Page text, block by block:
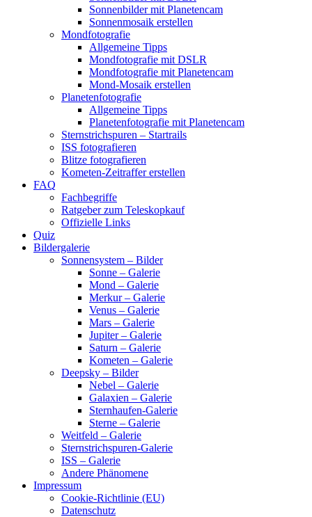
Sonnenbilder mit Planetencam
Sonnenmosaik erstellen
Mondfotografie
Allgemeine Tipps
Mondfotografie mit DSLR
Mondfotografie mit Planetencam
Mond-Mosaik erstellen
Planetenfotografie
Allgemeine Tipps
Planetenfotografie mit Planetencam
Sternstrichspuren – Startrails
ISS fotografieren
Blitze fotografieren
Kometen-Zeitraffer erstellen
FAQ
Fachbegriffe
Ratgeber zum Teleskopkauf
Offizielle Links
Quiz
Bildergalerie
Sonnensystem – Bilder
Sonne – Galerie
Mond – Galerie
Merkur – Galerie
Venus – Galerie
Mars – Galerie
Jupiter – Galerie
Saturn – Galerie
Kometen – Galerie
Deepsky – Bilder
Nebel – Galerie
Galaxien – Galerie
Sternhaufen-Galerie
Sterne – Galerie
Weitfeld – Galerie
Sternstrichspuren-Galerie
ISS – Galerie
Andere Phänomene
Impressum
Cookie-Richtlinie (EU)
Datenschutz